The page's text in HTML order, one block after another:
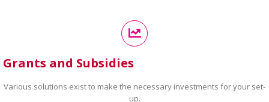
Grants and Subsidies
Various solutions exist to make the necessary investments for your set-
up.